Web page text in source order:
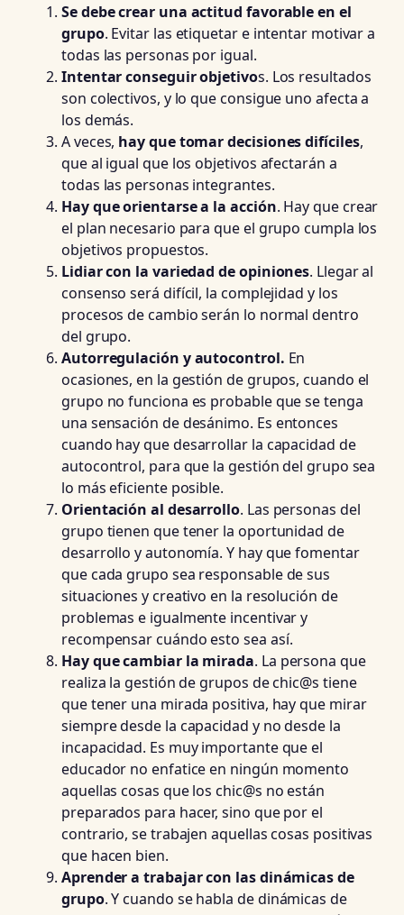
Se debe crear una actitud favorable en el
grupo. Evitar las etiquetar e intentar motivar a
todas las personas por igual.
Intentar conseguir objetivos. Los resultados
son colectivos, y lo que consigue uno afecta a
los demás.
A veces, hay que tomar decisiones difíciles,
que al igual que los objetivos afectarán a
todas las personas integrantes.
Hay que orientarse a la acción. Hay que crear
el plan necesario para que el grupo cumpla los
objetivos propuestos.
Lidiar con la variedad de opiniones. Llegar al
consenso será difícil, la complejidad y los
procesos de cambio serán lo normal dentro
del grupo.
Autorregulación y autocontrol. En
ocasiones, en la gestión de grupos, cuando el
grupo no funciona es probable que se tenga
una sensación de desánimo. Es entonces
cuando hay que desarrollar la capacidad de
autocontrol, para que la gestión del grupo sea
lo más eficiente posible.
Orientación al desarrollo. Las personas del
grupo tienen que tener la oportunidad de
desarrollo y autonomía. Y hay que fomentar
que cada grupo sea responsable de sus
situaciones y creativo en la resolución de
problemas e igualmente incentivar y
recompensar cuándo esto sea así.
Hay que cambiar la mirada. La persona que
realiza la gestión de grupos de chic@s tiene
que tener una mirada positiva, hay que mirar
siempre desde la capacidad y no desde la
incapacidad. Es muy importante que el
educador no enfatice en ningún momento
aquellas cosas que los chic@s no están
preparados para hacer, sino que por el
contrario, se trabajen aquellas cosas positivas
que hacen bien.
Aprender a trabajar con las dinámicas de
grupo. Y cuando se habla de dinámicas de